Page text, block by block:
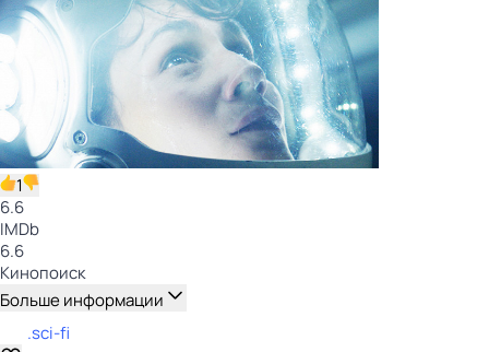
1
6.6
IMDb
6.6
Кинопоиск
Больше информации
.sci-fi